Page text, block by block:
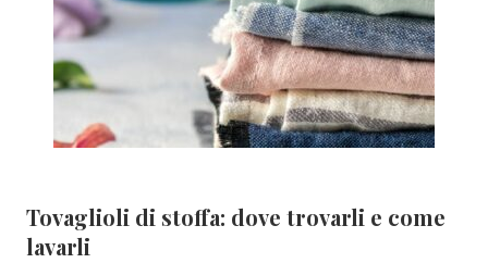
Tovaglioli di stoffa: dove trovarli e come
lavarli